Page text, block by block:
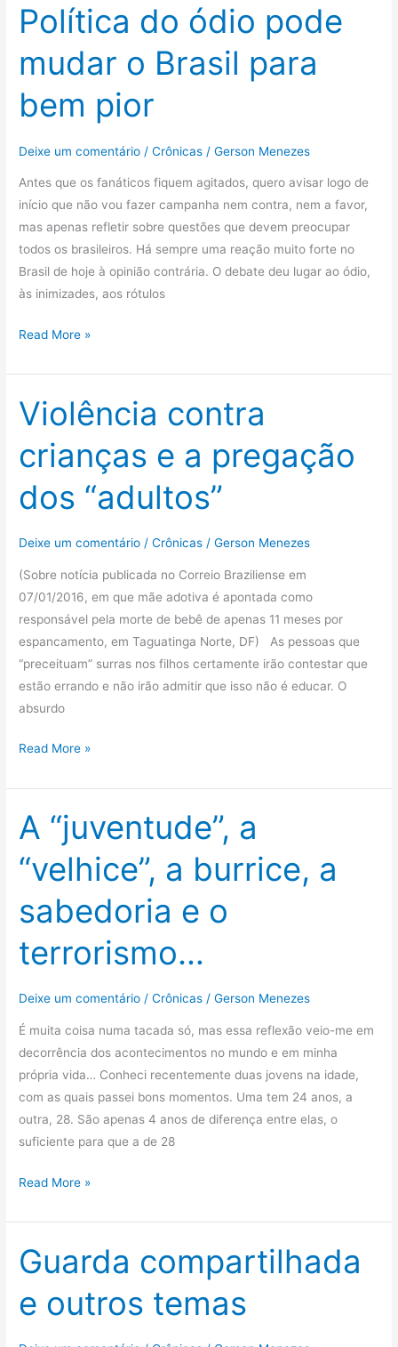
nem
sexualidade:
tem
que
deixar
fluir
Política do ódio pode
mudar o Brasil para
bem pior
Deixe um comentário /Crônicas /Gerson Menezes
Antes que os fanáticos fiquem agitados, quero avisar logo de
início que não vou fazer campanha nem contra, nem a favor,
mas apenas refletir sobre questões que devem preocupar
todos os brasileiros. Há sempre uma reação muito forte no
Brasil de hoje à opinião contrária. O debate deu lugar ao ódio,
às inimizades, aos rótulos
Política
ódio
pode
mudar
Brasil
para
bem
Read More »
Violência contra
crianças e a pregação
dos “adultos”
Deixe um comentário /Crônicas /Gerson Menezes
(Sobre notícia publicada no Correio Braziliense em
07/01/2016, em que mãe adotiva é apontada como
responsável pela morte de bebê de apenas 11 meses por
espancamento, em Taguatinga Norte, DF) As pessoas que
“preceituam” surras nos filhos certamente irão contestar que
estão errando e não irão admitir que isso não é educar. O
absurdo
Violência
crianças
a
pregação
dos
“adultos”
Read More »
A “juventude”, a
“velhice”, a burrice, a
sabedoria e o
terrorismo…
Deixe um comentário /Crônicas /Gerson Menezes
É muita coisa numa tacada só, mas essa reflexão veio-me em
decorrência dos acontecimentos no mundo e em minha
própria vida… Conheci recentemente duas jovens na idade,
com as quais passei bons momentos. Uma tem 24 anos, a
outra, 28. São apenas 4 anos de diferença entre elas, o
suficiente para que a de 28
A
a
“velhice”,
a
a
Read More »
Guarda compartilhada
e outros temas